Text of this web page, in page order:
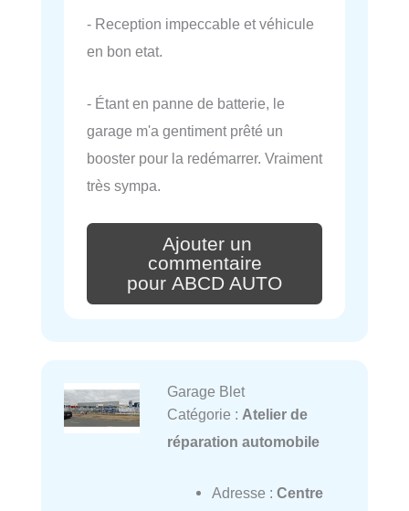
- Reception impeccable et véhicule
en bon etat.
- Étant en panne de batterie, le
garage m'a gentiment prêté un
booster pour la redémarrer. Vraiment
très sympa.
Ajouter un
commentaire
pour ABCD AUTO
Garage Blet
Catégorie : Atelier de
réparation automobile
Adresse : Centre